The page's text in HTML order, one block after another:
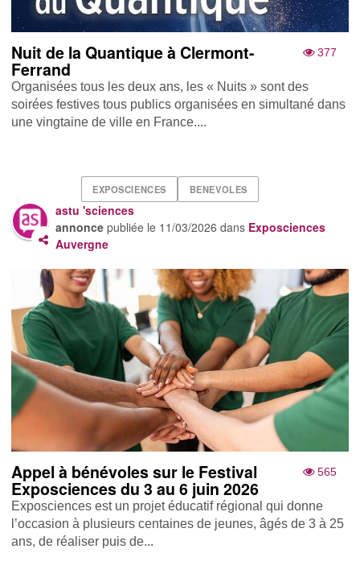
377
Nuit de la Quantique à Clermont-
Ferrand
Organisées tous les deux ans, les « Nuits » sont des
soirées festives tous publics organisées en simultané dans
une vingtaine de ville en France....
EXPOSCIENCES BENEVOLES
astu 'sciences
annonce publiée le 11/03/2026 dans Exposciences
Auvergne
565
Appel à bénévoles sur le Festival
Exposciences du 3 au 6 juin 2026
Exposciences est un projet éducatif régional qui donne
l’occasion à plusieurs centaines de jeunes, âgés de 3 à 25
ans, de réaliser puis de...